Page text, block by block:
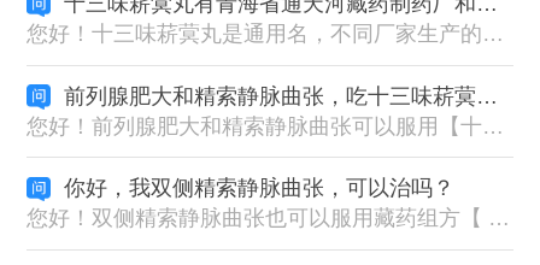
您好！十三味菥蓂丸是通用名，不同厂家生产的成分和功能主治都是一样的。但生产工艺和原材料的选择上会有稍有差异，效果也会稍有差异。如需了解更多，可以添加我们的药师微信：XYZYW009，扎西德勒！
前列腺肥大和精索静脉曲张，吃十三味菥蓂丸和十六味马蔺子丸，行吧，我的下面不苏复？这两种药怎么吃法
您好！前列腺肥大和精索静脉曲张可以服用【十三味菥蓂丸+十六味马蔺子丸】，您可以添加我们的药师微信：XYZYW009，我们有【用药助手】注册说明，按纸上的提示注册后每天会收到服药提醒，为您的健康保驾护航！
你好，我双侧精索静脉曲张，可以治吗？
您好！双侧精索静脉曲张也可以服用藏药组方【 十三味菥蓂丸+十六味马蔺子丸 】，详细了解，可以添加我们的藏药师微信：XYZYW009，扎西德勒！